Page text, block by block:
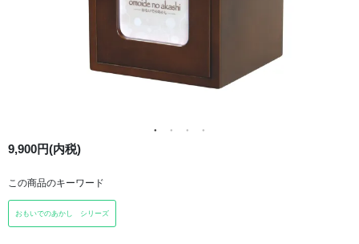
9,900円(内税)
この商品のキーワード
おもいでのあかし シリーズ